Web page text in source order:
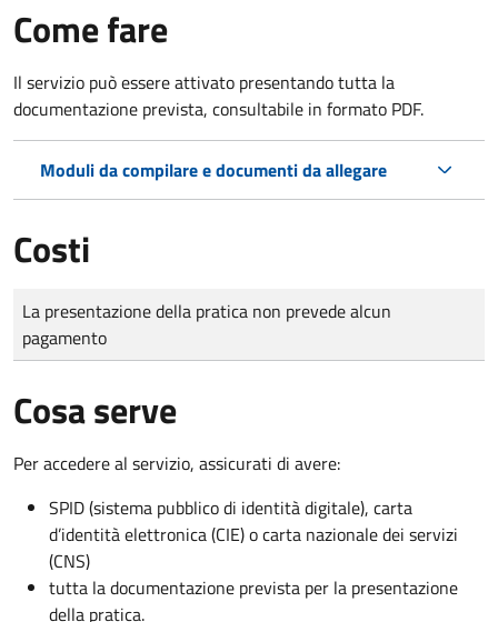
Come fare
Il servizio può essere attivato presentando tutta la
documentazione prevista, consultabile in formato PDF.
Moduli da compilare e documenti da allegare
Costi
Tipo di pagamento
Importo
La presentazione della pratica non prevede alcun
pagamento
Cosa serve
Per accedere al servizio, assicurati di avere:
SPID (sistema pubblico di identità digitale), carta
d’identità elettronica (CIE) o carta nazionale dei servizi
(CNS)
tutta la documentazione prevista per la presentazione
della pratica.